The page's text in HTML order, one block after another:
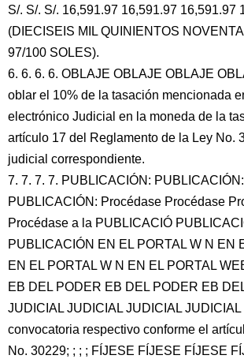
S/. S/. S/. 16,591.97 16,591.97 16,591.97
(DIECISEIS MIL QUINIENTOS
97/100 SOLES).
6. 6. 6. 6. OBLAJE OBLAJE OBLAJE
oblar el 10% de la tasación mencionada
electrónico Judicial en la moneda de la
artículo 17 del Reglamento de la Ley No.
judicial correspondiente.
7. 7. 7. 7. PUBLICACIÓN:
PUBLICACIÓN: Procédase Procédase
Procédase a la PUBLICACIÓ
PUBLICACIÓN EN EL PORTAL W N EN
EN EL PORTAL W N EN EL PORTAL
EB DEL PODER EB DEL PODER EB
JUDICIAL JUDICIAL JUDICIAL
convocatoria respectivo conforme el
No. 30229; ; ; ; FÍJESE FÍJESE FÍJESE